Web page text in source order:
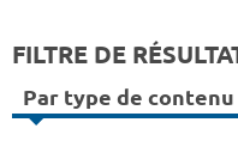
FILTRE DE
Par type de contenu